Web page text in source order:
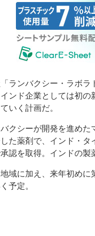
ランバクシー・ラボラ
ンド企業としては初
いく計画だ。
クシーが開発を進めた
た薬剤で、インド・
認を取得。インドの製
域に加え、来年初めに
予定。